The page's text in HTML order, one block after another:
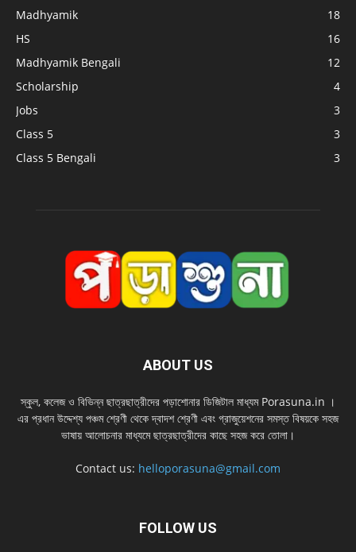
Madhyamik
18
HS
16
Madhyamik Bengali
12
Scholarship
4
Jobs
3
Class 5
3
Class 5 Bengali
3
ABOUT US
স্কুল, কলেজ ও বিভিন্ন ছাত্রছাত্রীদের পড়াশোনার ডিজিটাল মাধ্যম Porasuna.in ।
এর প্রধান উদ্দেশ্য পঞ্চম শ্রেণী থেকে দ্বাদশ শ্রেণী এবং গ্রাজুয়েশনের সমস্ত বিষয়কে সহজ
ভাষায় আলোচনার মাধ্যমে ছাত্রছাত্রীদের কাছে সহজ করে তোলা।
Contact us: helloporasuna@gmail.com
FOLLOW US